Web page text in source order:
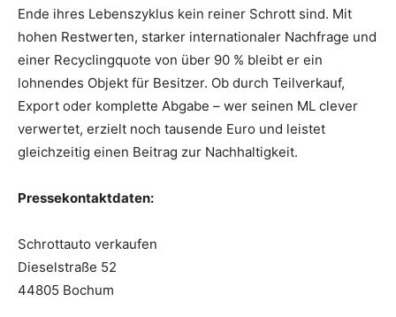
Ende ihres Lebenszyklus kein reiner Schrott sind. Mit
hohen Restwerten, starker internationaler Nachfrage und
einer Recyclingquote von über 90 % bleibt er ein
lohnendes Objekt für Besitzer. Ob durch Teilverkauf,
Export oder komplette Abgabe – wer seinen ML clever
verwertet, erzielt noch tausende Euro und leistet
gleichzeitig einen Beitrag zur Nachhaltigkeit.
Pressekontaktdaten:
Schrottauto verkaufen
Dieselstraße 52
44805 Bochum